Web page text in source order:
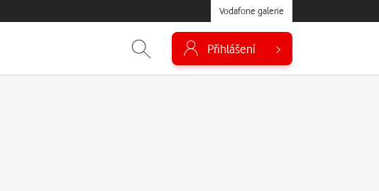
Vodafone galerie
Přihlášení